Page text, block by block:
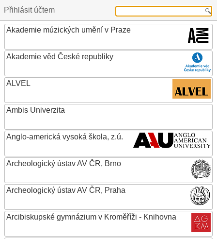
Přihlásit účtem
Akademie múzických umění v Praze
Akademie věd České republiky
ALVEL
Ambis Univerzita
Anglo-americká vysoká škola, z.ú.
Archeologický ústav AV ČR, Brno
Archeologický ústav AV ČR, Praha
Arcibiskupské gymnázium v Kroměříži - Knihovna